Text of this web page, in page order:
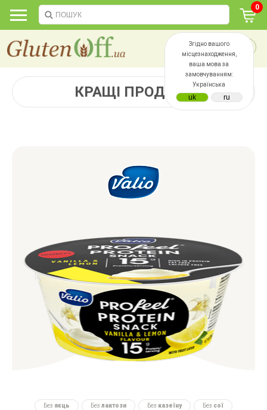
Згідно вашого
місцезнаходження,
ваша мова за
замовчуванням:
Українська
0
КРАЩІ ПРОДАЖІ
Без яєць Без лактози Без казеїну Без сої